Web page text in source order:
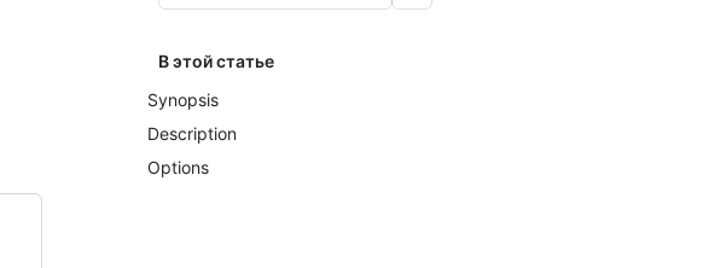
В этой статье
Synopsis
Description
Options